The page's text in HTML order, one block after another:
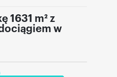
1631 m² z
w